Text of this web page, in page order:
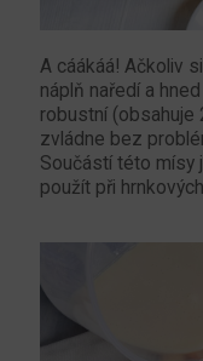
A cáákáá! Ačkoliv
náplň naředí a
robustní (obsahuje
zvládne bez
Součástí této mísy
použít při